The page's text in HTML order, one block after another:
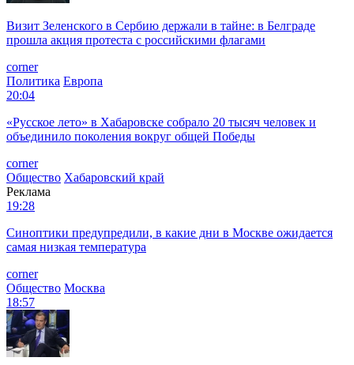
Визит Зеленского в Сербию держали в тайне: в Белграде
прошла акция протеста с российскими флагами
corner
Политика Европа
20:04
«Русское лето» в Хабаровске собрало 20 тысяч человек и
объединило поколения вокруг общей Победы
corner
Общество Хабаровский край
Реклама
19:28
Синоптики предупредили, в какие дни в Москве ожидается
самая низкая температура
corner
Общество Москва
18:57